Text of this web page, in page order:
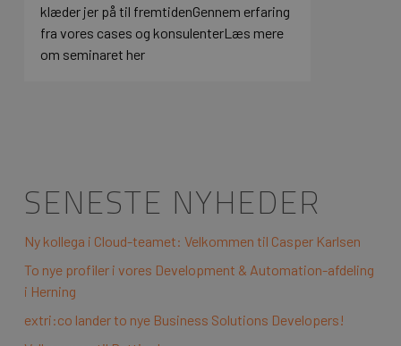
klæder jer på til fremtidenGennem erfaring
fra vores cases og konsulenterLæs mere
om seminaret her
SENESTE NYHEDER
Ny kollega i Cloud-teamet: Velkommen til Casper Karlsen
To nye profiler i vores Development & Automation-afdeling
i Herning
extri:co lander to nye Business Solutions Developers!